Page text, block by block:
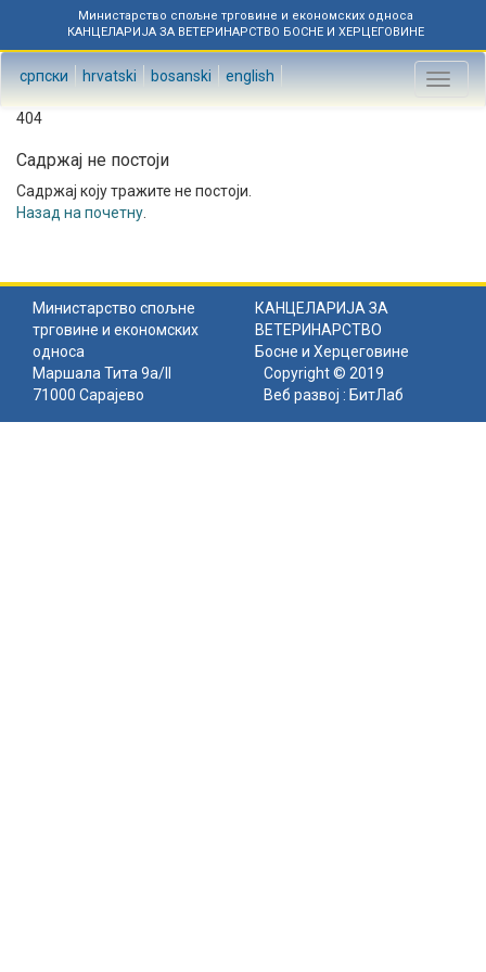
Министарство спољне трговине и економских односа
КАНЦЕЛАРИЈА ЗА ВЕТЕРИНАРСТВО БОСНЕ И ХЕРЦЕГОВИНЕ
српски hrvatski bosanski english
Toggle
404
Садржај не постоји
Садржај коју тражите не постоји.
Назад на почетну
Министарство спољне
трговине и економских
односа
КАНЦЕЛАРИЈА ЗА
ВЕТЕРИНАРСТВО
Босне и Херцеговине
Маршала Тита 9а/II
71000 Сарајево
Copyright © 2019
Веб развој : БитЛаб